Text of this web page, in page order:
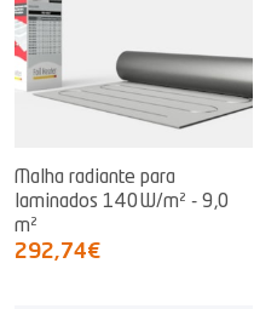
Malha radiante para
laminados 140W/m² - 9,0
m²
292,74€